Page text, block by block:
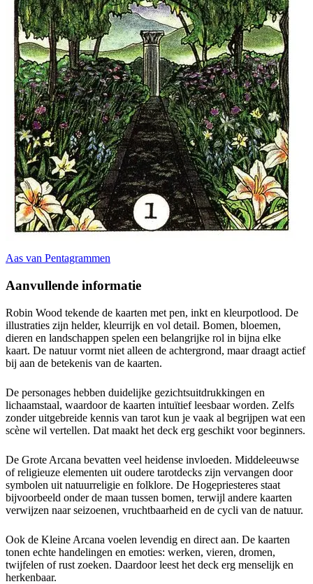
Aas van Pentagrammen
Aanvullende informatie
Robin Wood tekende de kaarten met pen, inkt en kleurpotlood. De
illustraties zijn helder, kleurrijk en vol detail. Bomen, bloemen,
dieren en landschappen spelen een belangrijke rol in bijna elke
kaart. De natuur vormt niet alleen de achtergrond, maar draagt actief
bij aan de betekenis van de kaarten.
De personages hebben duidelijke gezichtsuitdrukkingen en
lichaamstaal, waardoor de kaarten intuïtief leesbaar worden. Zelfs
zonder uitgebreide kennis van tarot kun je vaak al begrijpen wat een
scène wil vertellen. Dat maakt het deck erg geschikt voor beginners.
De Grote Arcana bevatten veel heidense invloeden. Middeleeuwse
of religieuze elementen uit oudere tarotdecks zijn vervangen door
symbolen uit natuurreligie en folklore. De Hogepriesteres staat
bijvoorbeeld onder de maan tussen bomen, terwijl andere kaarten
verwijzen naar seizoenen, vruchtbaarheid en de cycli van de natuur.
Ook de Kleine Arcana voelen levendig en direct aan. De kaarten
tonen echte handelingen en emoties: werken, vieren, dromen,
twijfelen of rust zoeken. Daardoor leest het deck erg menselijk en
herkenbaar.